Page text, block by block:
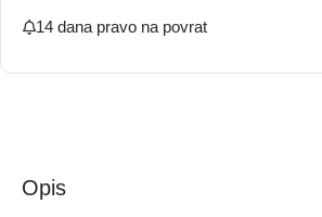
14 dana pravo na povrat
Opis